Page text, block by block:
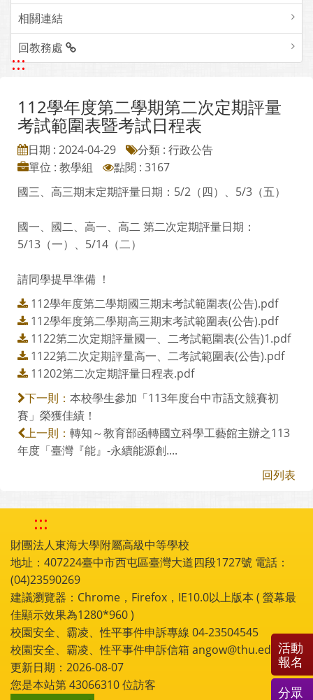
相關連結
回教務處
:::
112學年度第二學期第二次定期評量
考試範圍表暨考試日程表
日期 : 2024-04-29
分類 : 行政公告
單位 : 教學組
點閱 : 3167
國三、高三期末定期評量日期：5/2（四）、5/3（五）
國一、國二、高一、高二 第二次定期評量日期：
5/13（一）、5/14（二）
請同學提早準備 ！
112學年度第二學期國三期末考試範圍表(公告).pdf
112學年度第二學期高三期末考試範圍表(公告).pdf
1122第二次定期評量國一、二考試範圍表(公告)1.pdf
1122第二次定期評量高一、二考試範圍表(公告).pdf
11202第二次定期評量日程表.pdf
下一則： 本校學生參加「113年度台中市語文競賽初
賽」榮獲佳績！
上一則： 轉知～教育部函轉國立科學工藝館主辦之113
年度「臺灣『能』-永續能源創....
回列表
:::
財團法人東海大學附屬高級中等學校
地址：407224臺中市西屯區臺灣大道四段1727號 電話：
(04)23590269
建議瀏覽器：Chrome，Firefox，IE10.0以上版本 ( 螢幕最
佳顯示效果為1280*960 )
校園安全、霸凌、性平事件申訴專線 04-23504545
校園安全、霸凌、性平事件申訴信箱 angow@thu.edu.tw
更新日期：2026-08-07
您是本站第43066310位訪客
活動
報名
分眾